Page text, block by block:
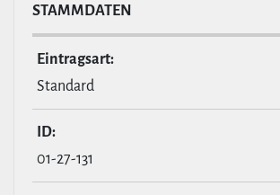
STAMM­DATEN
Ein­tragsart:
Standard
ID:
01-27-131